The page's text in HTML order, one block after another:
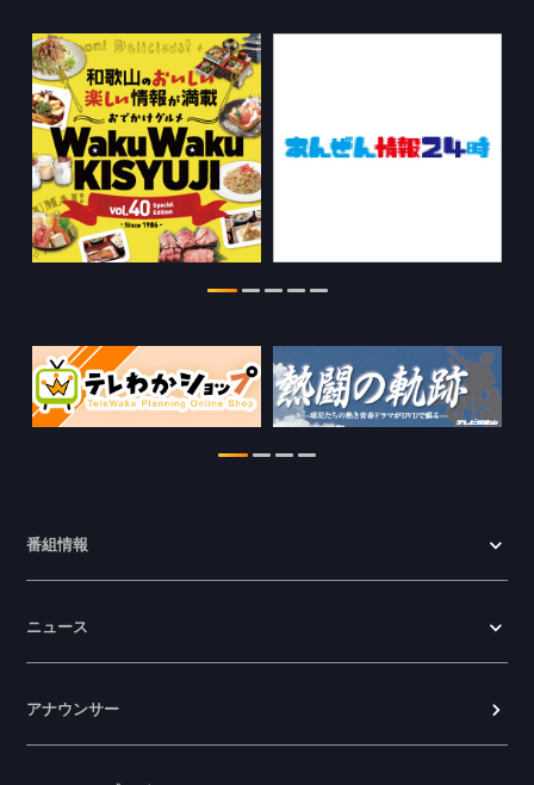
きのくに21の情報を更新しました。
ちゃぶ台おかわりの情報を更新しまし
た。
WTV NEWS6【WAKAYAMA SDGs】の
情報を更新しました。
特別番組【8月】の情報を更新しました。
2026.07.28
わかやま医療ナビの情報を更新しまし
WTV NEWS6【ここ押し！】の情報を更
番組情報
ニュース
アナウンサー